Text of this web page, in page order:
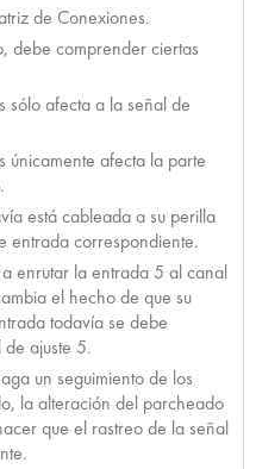
de Conexiones.
debe comprender ciertas
sólo afecta a la señal de
únicamente afecta la parte
está cableada a su perilla
entrada correspondiente.
enrutar la entrada 5 al canal
el hecho de que su
todavía se debe
ajuste 5.
un seguimiento de los
la alteración del parcheado
que el rastreo de la señal